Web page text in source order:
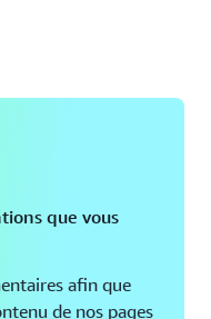
que vous
afin que
de nos pages